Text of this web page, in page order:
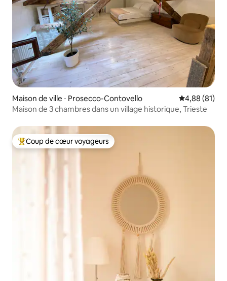
Maison de ville ⋅ Prosecco-Contovello Évaluation
4,88 (81)
Maison de 3 chambres dans un village historique, Trieste
Coups de cœur voyageurs les plus appréciés
Coup de cœur voyageurs